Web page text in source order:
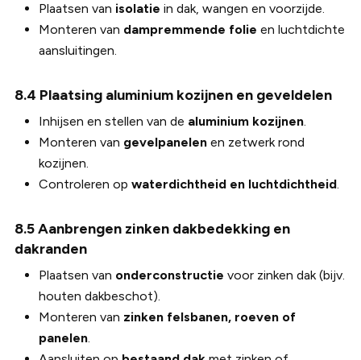
Plaatsen van isolatie in dak, wangen en voorzijde.
Monteren van dampremmende folie en luchtdichte
aansluitingen.
8.4 Plaatsing aluminium kozijnen en geveldelen
Inhijsen en stellen van de aluminium kozijnen.
Monteren van gevelpanelenen zetwerk rond
kozijnen.
Controleren op waterdichtheid en luchtdichtheid.
8.5 Aanbrengen zinken dakbedekking en
dakranden
Plaatsen van onderconstructie voor zinken dak (bijv.
houten dakbeschot).
Monteren van zinken felsbanen, roeven of
panelen.